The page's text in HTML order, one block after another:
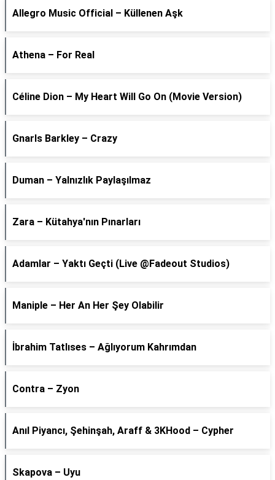
Allegro Music Official – Küllenen Aşk
Athena – For Real
Céline Dion – My Heart Will Go On (Movie Version)
Gnarls Barkley – Crazy
Duman – Yalnızlık Paylaşılmaz
Zara – Kütahya'nın Pınarları
Adamlar – Yaktı Geçti (Live @Fadeout Studios)
Maniple – Her An Her Şey Olabilir
İbrahim Tatlıses – Ağlıyorum Kahrımdan
Contra – Zyon
Anıl Piyancı, Şehinşah, Araff & 3KHood – Cypher
Skapova – Uyu